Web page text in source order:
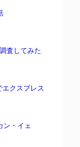
査してみた
クスプレス
ン・イェ